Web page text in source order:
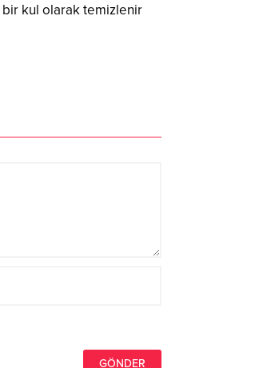
kul olarak temizlenir